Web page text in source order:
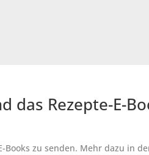
Rezepte-E-
Books zu senden. Mehr dazu in